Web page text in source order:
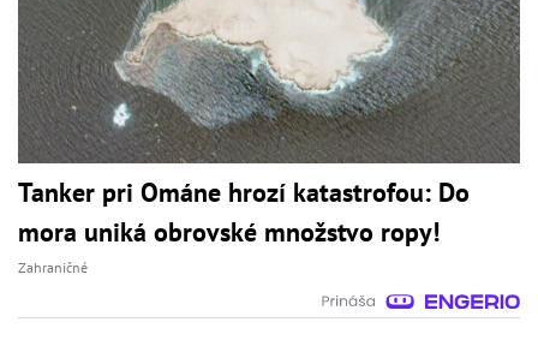
Tanker pri Ománe hrozí katastrofou: Do
mora uniká obrovské množstvo ropy!
Zahraničné